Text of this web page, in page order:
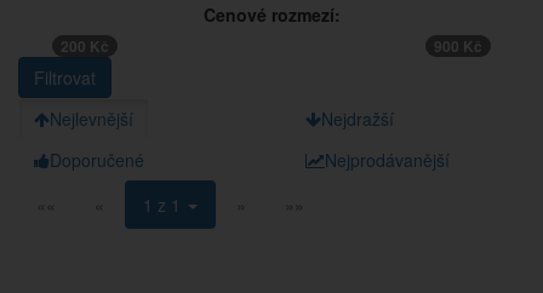
Cenové rozmezí:
200 Kč 900 Kč
Nejlevnější
Nejdražší
Doporučené
Nejprodávanější
««
« 1 z 1 » »»